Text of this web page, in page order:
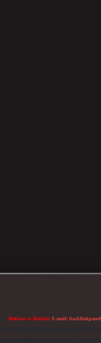
Reklam ve İletişim: E-mail: